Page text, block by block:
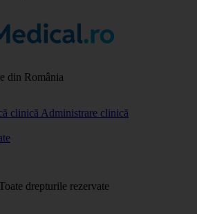
din România
clinică Administrare clinică
drepturile rezervate